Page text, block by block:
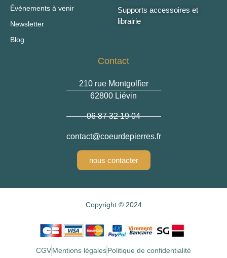
Évènements à venir
Newsletter
Blog
Supports accessoires et
librairie
Contact
210 rue Montgolfier
62800 Liévin
06 87 32 19 04
rf.serreipedrueoc
@tcatnoc
nous contacter
Copyright © 2024
CGVMentions légalesPolitique de confidentialité